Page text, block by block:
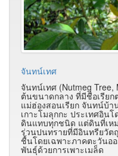
จันทน์เทศ
จันทน์เทศ (Nutmeg
ต้นขนาดกลาง ที่มีชื่อเรีย
แม่ฮ่องสอนเรียก จันทน์บ้
เกาะโมลุกกะ ประเทศอิน
ดินแทบทุกชนิด แต่ดินที่เห
ร่วนปนทรายที่มีอินทรียวัต
ชื้นโดยเฉพาะภาคตะวันอ
พันธุ์ด้วยการเพาะเมล็ด